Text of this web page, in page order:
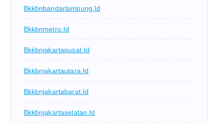
Bkkbnbandarlampung.id
Bkkbnmetro.id
Bkkbnjakartapusat.id
Bkkbnjakartautara.id
Bkkbnjakartabarat.id
Bkkbnjakartaselatan.id